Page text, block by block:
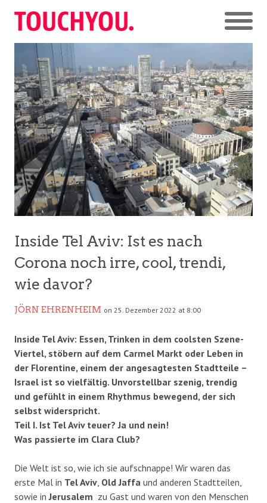
Inside Tel Aviv: Ist es nach
Corona noch irre, cool, trendi,
wie davor?
JÖRN EHRENHEIM on 25. Dezember 2022 at 8:00
Inside Tel Aviv: Essen, Trinken in dem coolsten Szene-
Viertel, stöbern auf dem Carmel Markt oder Leben in
der Florentine, einem der angesagtesten Stadtteile –
Israel ist so vielfältig. Unvorstellbar szenig, trendig
und gefühlt in einem Rhythmus bewegend, der sich
selbst widerspricht.
Teil I. Ist Tel Aviv teuer? Ja und nein!
Was passierte im Clara Club?
Die Welt ist so, wie ich sie aufschnappe! Wir waren das
erste Mal in Tel Aviv Old Jaffa und anderen Stadtteilen,
sowie inJerusalem zu Gast und waren von den Menschen